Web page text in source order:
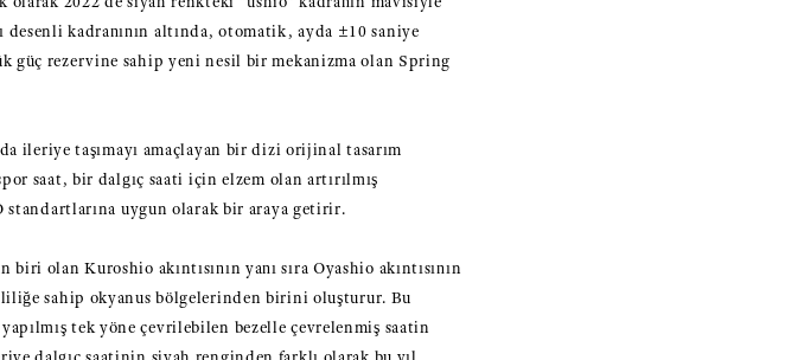
kadranının altında, otomatik, ayda ±10 saniye
güç rezervine sahip yeni nesil bir mekanizma olan Spring
ileriye taşımayı amaçlayan bir dizi orijinal tasarım
saat, bir dalgıç saati için elzem olan artırılmış
standartlarına uygun olarak bir araya getirir.
olan Kuroshio akıntısının yanı sıra Oyashio akıntısının
sahip okyanus bölgelerinden birini oluşturur. Bu
tek yöne çevrilebilen bezelle çevrelenmiş saatin